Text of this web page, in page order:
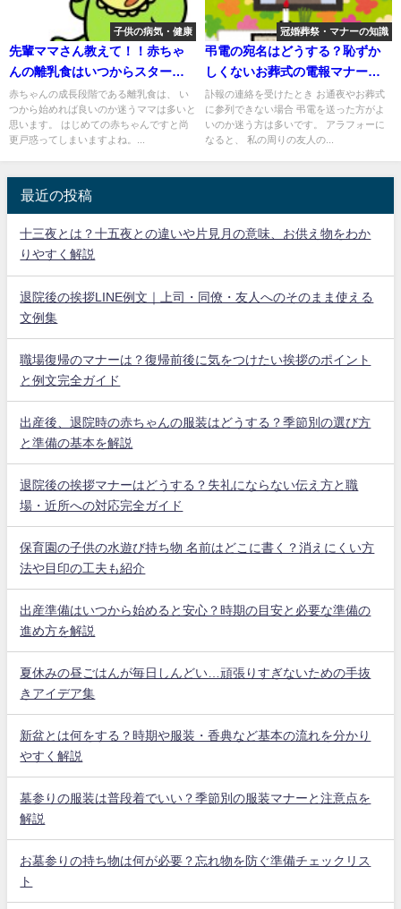
子供の病気・健康
先輩ママさん教えて！！赤ちゃ
んの離乳食はいつからスタート
させれば良いの？
赤ちゃんの成長段階である離乳食は、 い
つから始めれば良いのか迷うママは多いと
思います。 はじめての赤ちゃんですと尚
更戸惑ってしまいますよね。...
冠婚葬祭・マナーの知識
弔電の宛名はどうする？恥ずか
しくないお葬式の電報マナーま
とめ
訃報の連絡を受けたとき お通夜やお葬式
に参列できない場合 弔電を送った方がよ
いのか迷う方は多いです。 アラフォーに
なると、 私の周りの友人の...
最近の投稿
十三夜とは？十五夜との違いや片見月の意味、お供え物をわか
りやすく解説
退院後の挨拶LINE例文｜上司・同僚・友人へのそのまま使える
文例集
職場復帰のマナーは？復帰前後に気をつけたい挨拶のポイント
と例文完全ガイド
出産後、退院時の赤ちゃんの服装はどうする？季節別の選び方
と準備の基本を解説
退院後の挨拶マナーはどうする？失礼にならない伝え方と職
場・近所への対応完全ガイド
保育園の子供の水遊び持ち物 名前はどこに書く？消えにくい方
法や目印の工夫も紹介
出産準備はいつから始めると安心？時期の目安と必要な準備の
進め方を解説
夏休みの昼ごはんが毎日しんどい…頑張りすぎないための手抜
きアイデア集
新盆とは何をする？時期や服装・香典など基本の流れを分かり
やすく解説
墓参りの服装は普段着でいい？季節別の服装マナーと注意点を
解説
お墓参りの持ち物は何が必要？忘れ物を防ぐ準備チェックリス
ト